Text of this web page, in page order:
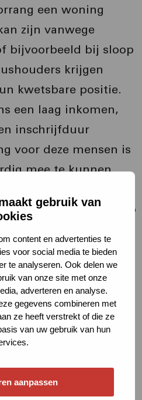
gebruik van
content en advertenties te
voor social media te bieden
te analyseren. Ook delen we
van onze site met onze
adverteren en analyse.
gegevens combineren met
ze heeft verstrekt of die ze
van uw gebruik van hun
aanpassen
een woning
zijn vanwege
bijvoorbeeld bij sloop
krijgen
kwetsbare positie.
een laag inkomen,
inschrijfduur
voor deze mensen is
mee te kunnen
Nederlanders op
veroorzaakt
de urgentie
zich inschrijven als
Dat kunnen zij in
afronding van de
gemiddeld twee